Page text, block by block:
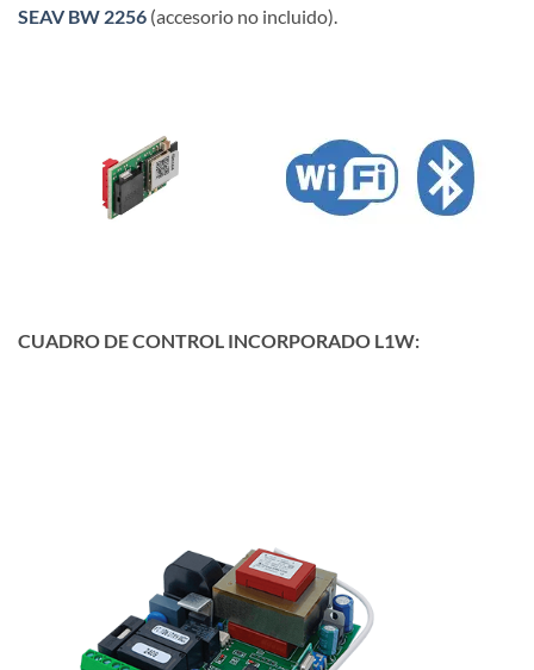
SEAV BW 2256 (accesorio no incluido).
CUADRO DE CONTROL INCORPORADO L1W: